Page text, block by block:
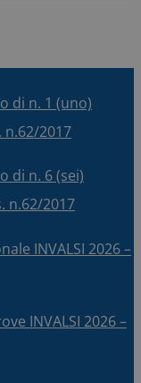
di n. 1 (uno)
2017
di n. 6 (sei)
n.62/2017
INVALSI 2026 –
INVALSI 2026 –